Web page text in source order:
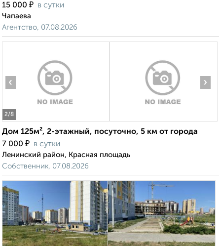
15 000 ₽ в сутки
Чапаева
Агентство, 07.08.2026
2/8
‹ ›
Дом 125м², 2-этажный, посуточно, 5 км от города
7 000 ₽ в сутки
Ленинский район, Красная площадь
Собственник, 07.08.2026